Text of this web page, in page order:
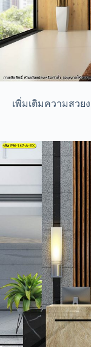
เพิ่มเติมความสวย